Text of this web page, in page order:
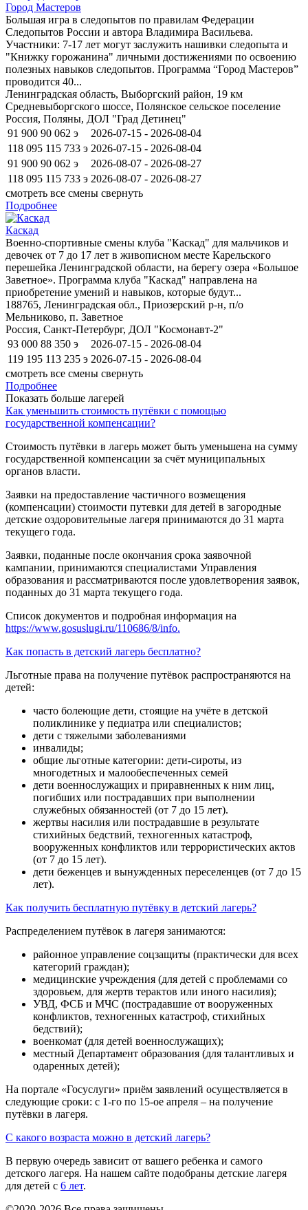
Город Мастеров
​Большая игра в следопытов по правилам Федерации
Следопытов России и автора Владимира Васильева.
Участники: 7-17 лет могут заслужить нашивки следопыта и
"Книжку горожанина" личными достижениями по освоению
полезных навыков следопытов. Программа “Город Мастеров”
проводится 40...
Ленинградская область, Выборгский район, 19 км
Средневыборгского шоссе, Полянское сельское поселение
Россия, Поляны, ДОЛ "Град Детинец"
91 900 90 062 э
2026-07-15 - 2026-08-04
118 095 115 733 э 2026-07-15 - 2026-08-04
91 900 90 062 э
2026-08-07 - 2026-08-27
118 095 115 733 э 2026-08-07 - 2026-08-27
смотреть все смены свернуть
Подробнее
Каскад
Военно-спортивные смены клуба "Каскад" для мальчиков и
девочек от 7 до 17 лет в живописном месте Карельского
перешейка Ленинградской области, на берегу озера «Большое
Заветное». Программа клуба "Каскад" направлена на
приобретение умений и навыков, которые будут...
188765, Ленинградская обл., Приозерский р-н, п/о
Мельниково, п. Заветное
Россия, Санкт-Петербург, ДОЛ "Космонавт-2"
93 000 88 350 э
2026-07-15 - 2026-08-04
119 195 113 235 э 2026-07-15 - 2026-08-04
смотреть все смены свернуть
Подробнее
Показать больше лагерей
Как уменьшить стоимость путёвки с помощью
государственной компенсации?
Стоимость путёвки в лагерь может быть уменьшена на сумму
государственной компенсации за счёт муниципальных
органов власти.
Заявки на предоставление частичного возмещения
(компенсации) стоимости путевки для детей в загородные
детские оздоровительные лагеря принимаются до 31 марта
текущего года.
Заявки, поданные после окончания срока заявочной
кампании, принимаются специалистами Управления
образования и рассматриваются после удовлетворения заявок,
поданных до 31 марта текущего года.
Список документов и подробная информация на
https://www.gosuslugi.ru/110686/8/info.
Как попасть в детский лагерь бесплатно?
Льготные права на получение путёвок распространяются на
детей:
часто болеющие дети, стоящие на учёте в детской
поликлинике у педиатра или специалистов;
дети с тяжелыми заболеваниями
инвалиды;
общие льготные категории: дети-сироты, из
многодетных и малообеспеченных семей
дети военнослужащих и приравненных к ним лиц,
погибших или пострадавших при выполнении
служебных обязанностей (от 7 до 15 лет).
жертвы насилия или пострадавшие в результате
стихийных бедствий, техногенных катастроф,
вооруженных конфликтов или террористических актов
(от 7 до 15 лет).
дети беженцев и вынужденных переселенцев (от 7 до 15
лет).
Как получить бесплатную путёвку в детский лагерь?
Распределением путёвок в лагеря занимаются:
районное управление соцзащиты (практически для всех
категорий граждан);
медицинские учреждения (для детей с проблемами со
здоровьем, для жертв терактов или иного насилия);
УВД, ФСБ и МЧС (пострадавшие от вооруженных
конфликтов, техногенных катастроф, стихийных
бедствий);
военкомат (для детей военнослужащих);
местный Департамент образования (для талантливых и
одаренных детей);
На портале «Госуслуги» приём заявлений осуществляется в
следующие сроки: с 1-го по 15-ое апреля – на получение
путёвки в лагеря.
С какого возраста можно в детский лагерь?
В первую очередь зависит от вашего ребенка и самого
детского лагеря. На нашем сайте подобраны детские лагеря
для детей с 6 лет.